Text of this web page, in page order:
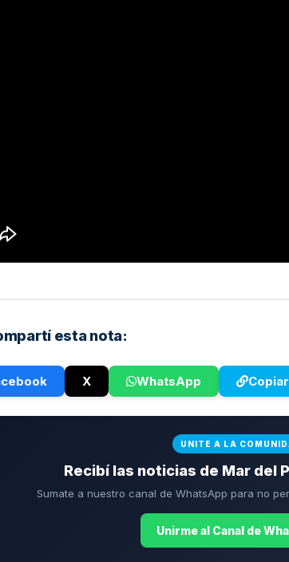
esta nota:
X WhatsApp
UNITE A LA
Recibí las noticias de Mar del
Sumate a nuestro canal de WhatsApp para no
Unirme al Canal de